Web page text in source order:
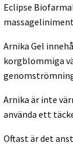
Eclipse
Arnika Gel
korgblommiga
Arnika är inte
använda ett
Oftast är det